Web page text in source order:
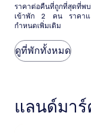
ราคา
ต่อ
คืน
ถูก
ที่สุด
ชั่วโมง
ที่
ราคาต่อคืนที่ถูกที่สุดที่พ
เข้าพัก 2 คน ราคาแล
กำหนดเพิ่มเติม
ดูที่พักทั้งหมด
แลนด์มา